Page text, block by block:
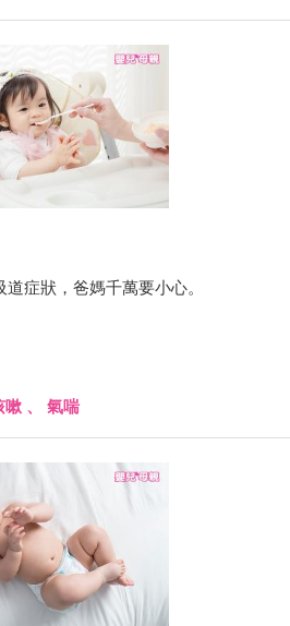
症狀，爸媽千萬要小心。
嗽 、 氣喘